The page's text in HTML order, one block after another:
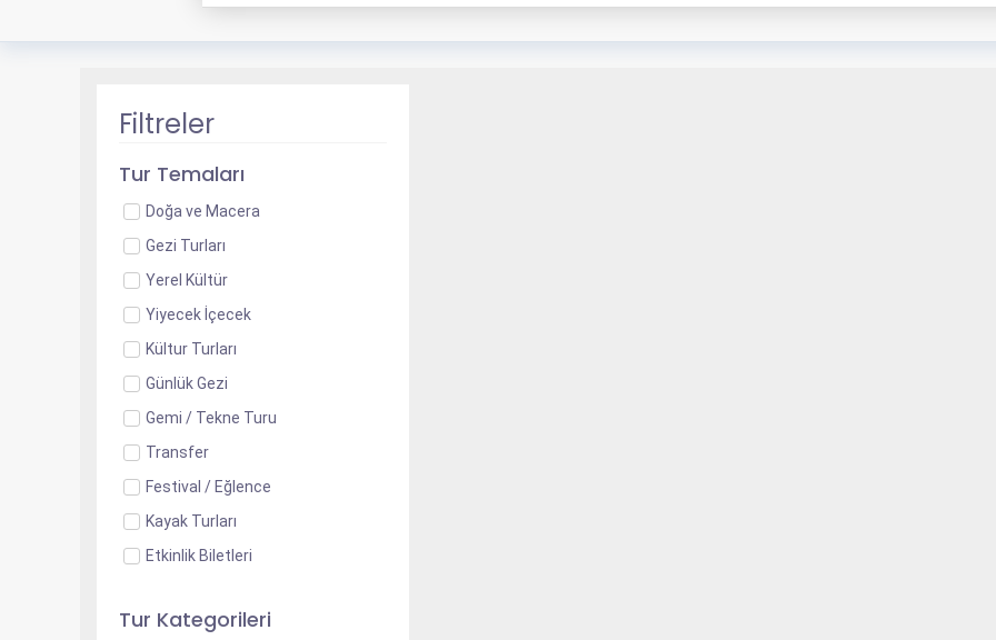
Filtreler
Tur Temaları
Doğa ve Macera
Gezi Turları
Yerel Kültür
Yiyecek İçecek
Kültur Turları
Günlük Gezi
Gemi / Tekne Turu
Transfer
Festival / Eğlence
Kayak Turları
Etkinlik Biletleri
Tur Kategorileri